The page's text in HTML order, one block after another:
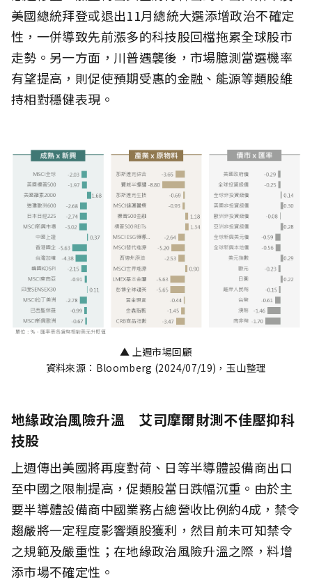
美國總統拜登或退出11月總統大選添增政治不確定
性，一併導致先前漲多的科技股回檔拖累全球股市
走勢。另一方面，川普遇襲後，市場臆測當選機率
有望提高，則促使預期受惠的金融、能源等類股維
持相對穩健表現。
▲ 上週市場回顧
資料來源：Bloomberg (2024/07/19)，玉山整理
地緣政治風險升溫 艾司摩爾財測不佳壓抑科
技股
上週傳出美國將再度對荷、日等半導體設備商出口
至中國之限制提高，促類股當日跌幅沉重。由於主
要半導體設備商中國業務占總營收比例約4成，禁令
趨嚴將一定程度影響類股獲利，然目前未可知禁令
之規範及嚴重性；在地緣政治風險升溫之際，料增
添市場不確定性。